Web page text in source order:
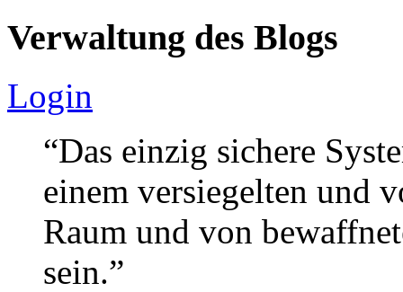
Verwaltung des Blogs
Login
“Das einzig sichere
einem versiegelten und
Raum und von
sein.”